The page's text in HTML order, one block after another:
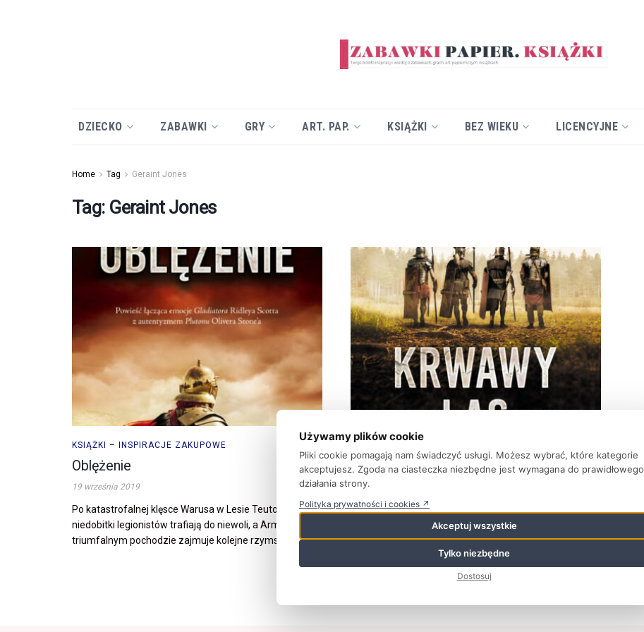
DZIECKO ZABAWKI GRY ART. PAP. KSIĄŻKI BEZ WIEKU LICENCYJNE
Home Tag Geraint Jones
Tag: Geraint Jones
KSIĄŻKI – INSPIRACJE ZAKUPOWE
Oblężenie
19 września 2019
Po katastrofalnej klęsce Warusa w Lesie Teutoburskim
niedobitki legionistów trafiają do niewoli, a Arminiusz w
triumfalnym pochodzie zajmuje kolejne rzymskie ...
KSIĄŻKI – INSPIRACJE ZAKUPOWE
Krwawy las
20 czerwca 2019
W 9 r. n.e. w Lesie Teutoburskim rzymskie orły zostały
rozniesione na germańskich włóczniach. To była jedna z
największych militarnych ...
Używamy plików cookie
Pliki cookie pomagają nam świadczyć usługi. Możesz wybrać, które kategorie
akceptujesz. Zgoda na ciasteczka niezbędne jest wymagana do prawidłowego
działania strony.
Polityka prywatności i cookies ↗
Akceptuj wszystkie
Tylko niezbędne
Dostosuj